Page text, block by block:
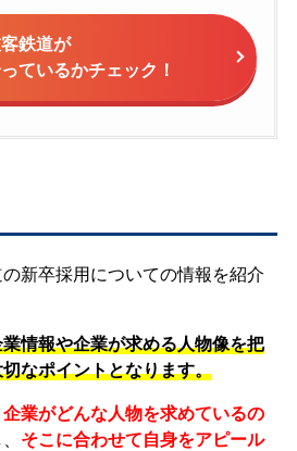
鉄道が
ているかチェック！
新卒採用についての情報を紹介
情報や企業が求める人物像を把
なポイントとなります。
企業がどんな人物を求めているの
そこに合わせて自身をアピール